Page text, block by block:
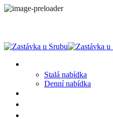
Stalá nabídka
Denní nabídka